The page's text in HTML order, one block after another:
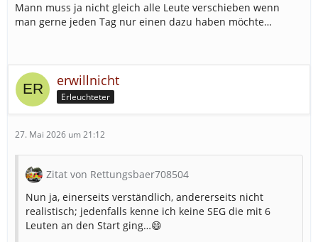
Mann muss ja nicht gleich alle Leute verschieben wenn
man gerne jeden Tag nur einen dazu haben möchte…
erwillnicht
Erleuchteter
27. Mai 2026 um 21:12
Zitat von Rettungsbaer708504
Nun ja, einerseits verständlich, andererseits nicht
realistisch; jedenfalls kenne ich keine SEG die mit 6
Leuten an den Start ging…😄